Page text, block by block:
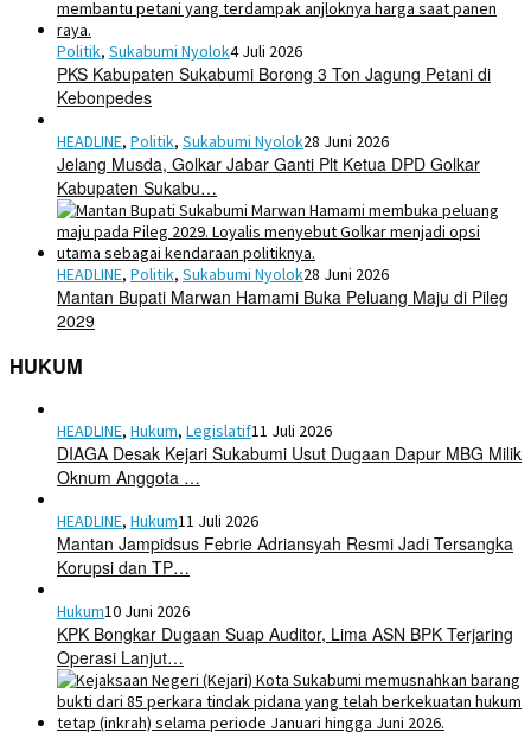
Politik, Sukabumi Nyolok4 Juli 2026
PKS Kabupaten Sukabumi Borong 3 Ton Jagung Petani di
Kebonpedes
HEADLINE, Politik, Sukabumi Nyolok28 Juni 2026
Jelang Musda, Golkar Jabar Ganti Plt Ketua DPD Golkar
Kabupaten Sukabu…
HEADLINE, Politik, Sukabumi Nyolok28 Juni 2026
Mantan Bupati Marwan Hamami Buka Peluang Maju di Pileg
2029
HUKUM
HEADLINE, Hukum, Legislatif11 Juli 2026
DIAGA Desak Kejari Sukabumi Usut Dugaan Dapur MBG Milik
Oknum Anggota …
HEADLINE, Hukum11 Juli 2026
Mantan Jampidsus Febrie Adriansyah Resmi Jadi Tersangka
Korupsi dan TP…
Hukum10 Juni 2026
KPK Bongkar Dugaan Suap Auditor, Lima ASN BPK Terjaring
Operasi Lanjut…